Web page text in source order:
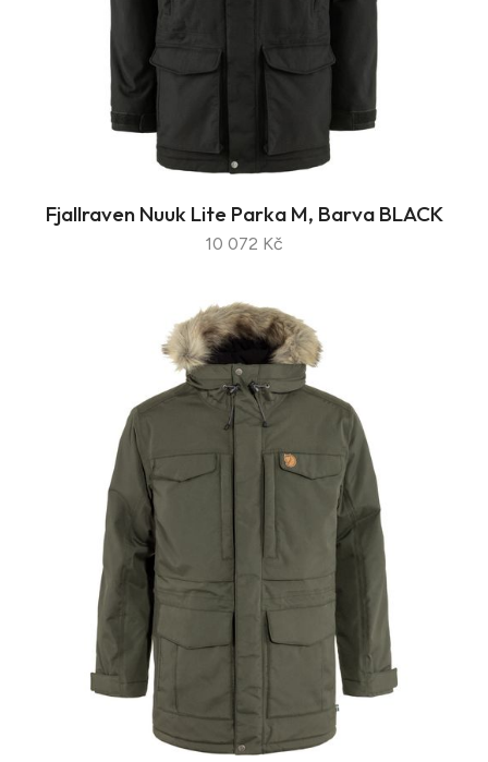
Fjallraven Nuuk Lite Parka M, Barva BLACK
10 072 Kč